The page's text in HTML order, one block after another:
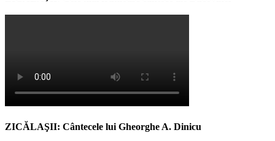
ZICĂLAŞII: Cântecele lui Gheorghe A. Dinicu